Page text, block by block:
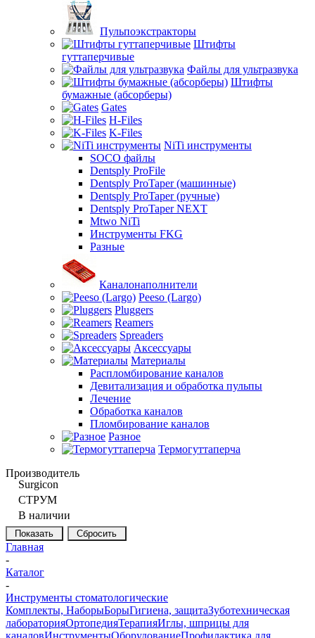
Пульпоэкстракторы
Штифты
гуттаперчивые
Файлы для ультразвука
Штифты
бумажные (абсорберы)
Gates
H-Files
K-Files
NiTi инструменты
SOCO файлы
Dentsply ProFile
Dentsply ProTaper (машинные)
Dentsply ProTaper (ручные)
Dentsply ProTaper NEXT
Mtwo NiTi
Инструменты FKG
Разные
Каналонаполнители
Peeso (Largo)
Pluggers
Reamers
Spreaders
Аксессуары
Материалы
Распломбирование каналов
Девитализация и обработка пульпы
Лечение
Обработка каналов
Пломбирование каналов
Разное
Термогуттаперча
Производитель
Surgicon
СТРУМ
В наличии
Сбросить
Главная
-
Каталог
-
Инструменты стоматологические
Комплекты, НаборыБорыГигиена, защитаЗуботехническая
лабораторияОртопедияТерапияИглы, шприцы для
каналовИнструментыОборудованиеПрофилактика для